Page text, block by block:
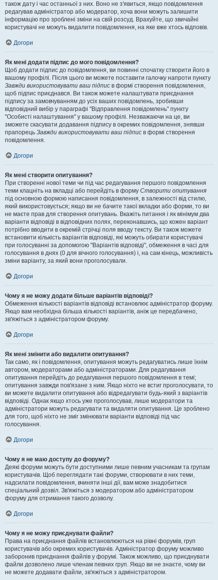
також дату і час останньої з них. Воно не з'явиться, якщо повідомлення
редагував адміністратор або модератор, хоча вони можуть залишити
інформацію про зроблені зміни на свій розсуд. Врахуйте, що звичайні
користувачі не можуть видалити повідомлення, на яке вже хтось відповів.
Догори
Як мені додати підпис до мого повідомлення?
Щоб додати підпис до повідомлення, ви повинні спочатку створити його в
вашому профілі. Після цього ви можете поставити галочку напроти пункту
Завжди використовувати ваш підпис в формі створення повідомлення,
щоб підпис приєднався. Ви також можете налаштувати приєднання
підпису за замовчуванням до усіх ваших повідомлень, зробивши
відповідний вибір у параграфі "Відправлення повідомлень" пункту
"Особисті налаштування" у вашому профілі. Незважаючи на це, ви
зможете скасувати додавання підпису в окремих повідомлення, знявши
прапорець Завжди використовувати ваш підпис в формі створення
повідомлення.
Догори
Як мені створити опитування?
При створенні нової теми чи під час редагування першого повідомлення
теми клацніть на вкладці або перейдіть в форму Створити опитування
під основною формою написання повідомлення, в залежності від стилю,
який використовується; якщо ви не бачите такої вкладки або форми, то ви
не маєте прав для створення опитувань. Вкажіть питання і як мінімум два
варіанти відповіді в відповідних полях, переконавшись, що кожен варіант
потрібно вводити в окремій стрічці поля вводу тексту. Ви також можете
встановити кількість варіантів відповіді, які можуть обирати користувачі
при голосуванні за допомогою "Варіантів відповіді", обмеження в часі для
голосування в днях (0 для вічного голосування) і, на сам кінець, можливість
зміни варіанту, за який вони проголосували.
Догори
Чому я не можу додати більше варіантів відповіді?
Обмеження кількості варіантів відповіді встановлює адміністратор форуму.
Якщо вам необхідна більша кількості варіантів, аніж це передбачено,
зв'яжіться з адміністратором форуму.
Догори
Як мені змінити або видалити опитування?
Так само, як і повідомлення, опитування можуть редагуватись лише їхнім
автором, модераторами або адміністраторами. Для редагування
опитування перейдіть до редагування першого повідомлення в темі;
опитування завжди пов'язане з ним. Якщо ніхто не встиг проголосувати, то
ви можете видалити опитування або відредагувати будь-який з варіантів
відповіді. Однак якщо хтось уже проголосував, лише модератори та
адміністратори можуть редагувати та видаляти опитування. Це зроблено
для того, щоб ніхто не зміг змінювати варіанти відповіді під час
голосування.
Догори
Чому я не маю доступу до форуму?
Деякі форуми можуть бути доступними лише певним учасникам та групам
користувачів. Щоб переглядати такі форуми, створювати в них теми,
надсилати повідомлення, вчиняти інші дії, вам може знадобитися
спеціальний дозвіл. Зв'яжіться з модератором або адміністратором
форуму для отримання такого дозволу.
Догори
Чому я не можу приєднувати файли?
Права на приєднання файлів встановлюються на рівні форумів, груп
користувачів або окремих користувачів. Адміністратор форуму можливо
заборонив приєднання файлів у форумі. Також можливо, що приєднувати
файли дозволено лише членам певних груп. Якщо ви не знаєте, чому ви
не можете додавати файли, зв'яжіться з адміністратором.